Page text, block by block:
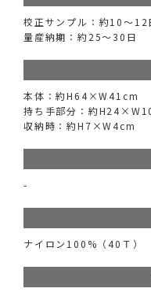
校正サンプル：約10～12
量産納期：約25〜30日
本体：約H64×W41cm
持ち手部分：約
収納時：約H7×W4cm
-
ナイロン100%（40Ｔ）